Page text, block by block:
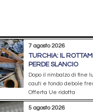
7 agosto 2026
TURCHIA: IL
PERDE SLANCIO
Dopo il rimbalzo di fine
cauti e tondo debole
Offerta Ue ridotta
5 agosto 2026